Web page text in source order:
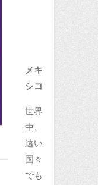
メキ
シコ
世界
中、
遠い
国々
でも